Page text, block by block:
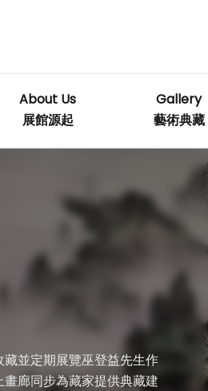
About Us
展館源起
Gallery
藝術典藏
並定期展覽巫登益先生作
廊同步為藏家提供典藏建